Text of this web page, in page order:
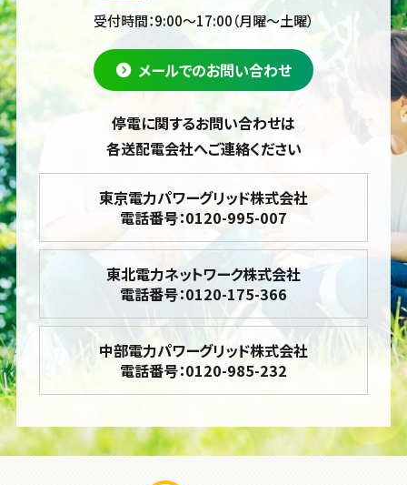
受付時間：9:00～17:00（月曜～土曜）
メールでのお問い合わせ
停電に関するお問い合わせは
各送配電会社へご連絡ください
東京電力パワーグリッド株式会社
電話番号：0120-995-007
東北電力ネットワーク株式会社
電話番号：0120-175-366
中部電力パワーグリッド株式会社
電話番号：0120-985-232